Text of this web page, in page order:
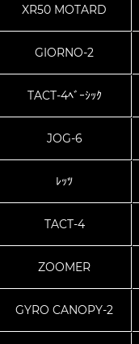
XR50 MOTARD
GIORNO-2
TACT-4ﾍﾞｰｼｯｸ
JOG-6
ﾚｯﾂ
TACT-4
ZOOMER
GYRO CANOPY-2